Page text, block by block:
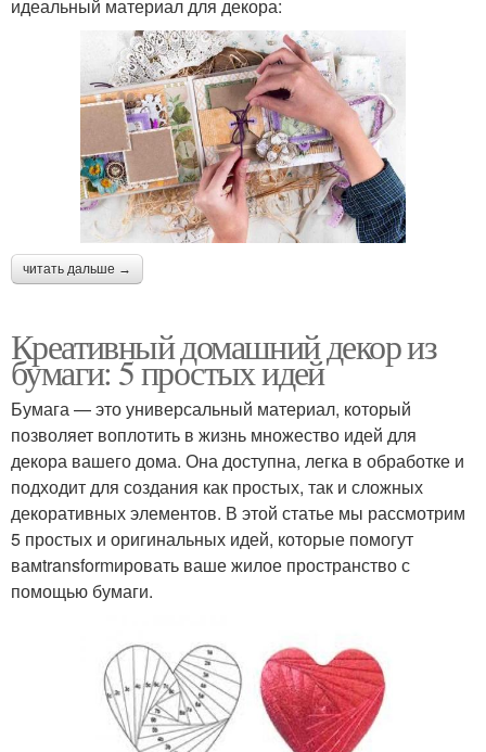
идеальный материал для декора:
читать дальше →
Креативный домашний декор из
бумаги: 5 простых идей
Бумага — это универсальный материал, который
позволяет воплотить в жизнь множество идей для
декора вашего дома. Она доступна, легка в обработке и
подходит для создания как простых, так и сложных
декоративных элементов. В этой статье мы рассмотрим
5 простых и оригинальных идей, которые помогут
вамtransformировать ваше жилое пространство с
помощью бумаги.